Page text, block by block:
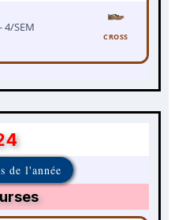
4/SEM
CROSS
de l'année